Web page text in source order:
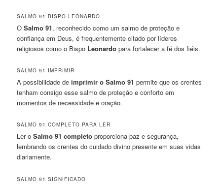
SALMO 91 BISPO LEONARDO
OSalmo 91, reconhecido como um salmo de proteção e
confiança em Deus, é frequentemente citado por líderes
religiosos como o Bispo Leonardo para fortalecer a fé dos fiéis.
SALMO 91 IMPRIMIR
A possibilidade deimprimir o Salmo 91 permite que os crentes
tenham consigo esse salmo de proteção e conforto em
momentos de necessidade e oração.
SALMO 91 COMPLETO PARA LER
Ler oSalmo 91 completo proporciona paz e segurança,
lembrando os crentes do cuidado divino presente em suas vidas
diariamente.
SALMO 91 SIGNIFICADO